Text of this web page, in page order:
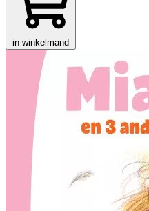
in winkelmand